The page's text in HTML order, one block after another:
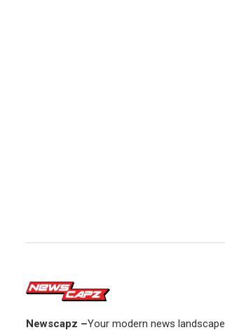
Newscapz –Your modern news landscape.